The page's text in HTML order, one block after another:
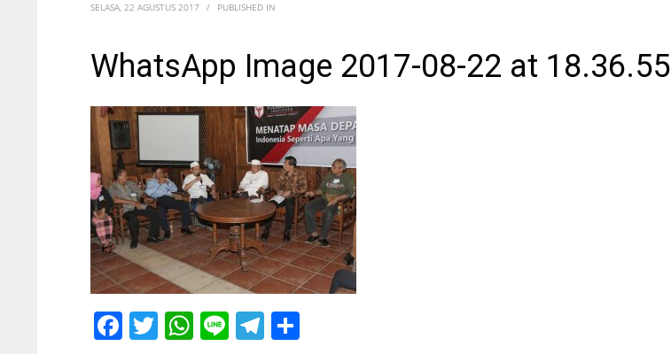
SELASA, 22 AGUSTUS 2017 / PUBLISHED IN
WhatsApp Image 2017-08-22 at 18.36.55
Facebook
Twitter
WhatsApp
LineTelegram